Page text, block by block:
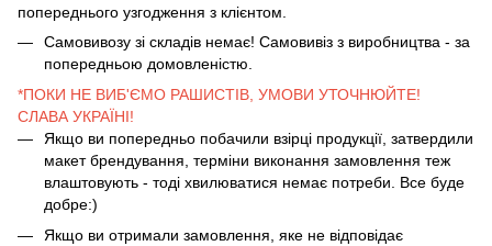
попереднього узгодження з клієнтом.
Самовивозу зі складів немає! Самовивіз з виробництва - за
попередньою домовленістю.
*ПОКИ НЕ ВИБ'ЄМО РАШИСТІВ, УМОВИ УТОЧНЮЙТЕ!
СЛАВА УКРАЇНІ!
Якщо ви попередньо побачили взірці продукції, затвердили
макет брендування, терміни виконання замовлення теж
влаштовують - тоді хвилюватися немає потреби. Все буде
добре:)
Якщо ви отримали замовлення, яке не відповідає